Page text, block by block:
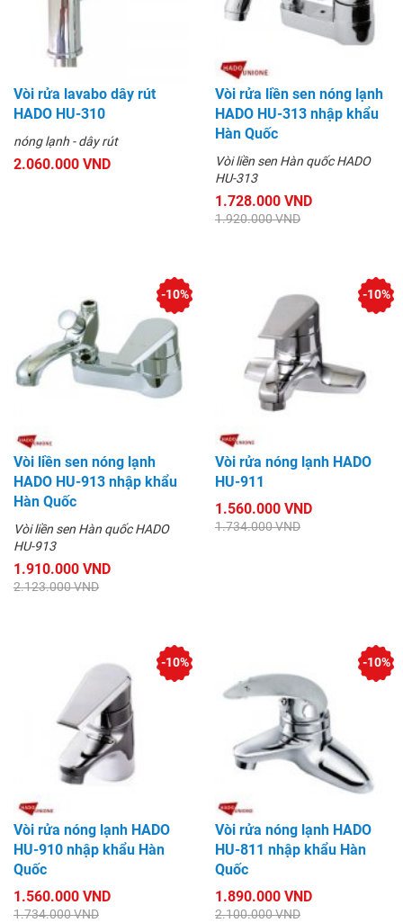
Vòi rửa lavabo dây rút
HADO HU-310
nóng lạnh - dây rút
2.060.000 VND
Vòi rửa liền sen nóng lạnh
HADO HU-313 nhập khẩu
Hàn Quốc
Vòi liền sen Hàn quốc HADO
HU-313
1.728.000 VND
1.920.000 VND
Vòi liền sen nóng lạnh
HADO HU-913 nhập khẩu
Hàn Quốc
Vòi liền sen Hàn quốc HADO
HU-913
1.910.000 VND
2.123.000 VND
-10%
Vòi rửa nóng lạnh HADO
HU-911
1.560.000 VND
1.734.000 VND
-10%
Vòi rửa nóng lạnh HADO
HU-910 nhập khẩu Hàn
Quốc
1.560.000 VND
1.734.000 VND
-10%
Vòi rửa nóng lạnh HADO
HU-811 nhập khẩu Hàn
Quốc
1.890.000 VND
2.100.000 VND
-10%